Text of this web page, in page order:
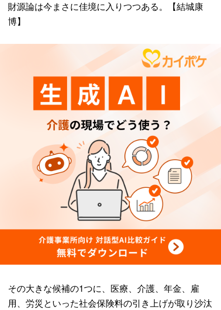
財源論は今まさに佳境に入りつつある。【結城康
博】
その大きな候補の1つに、医療、介護、年金、雇
用、労災といった社会保険料の引き上げが取り沙汰